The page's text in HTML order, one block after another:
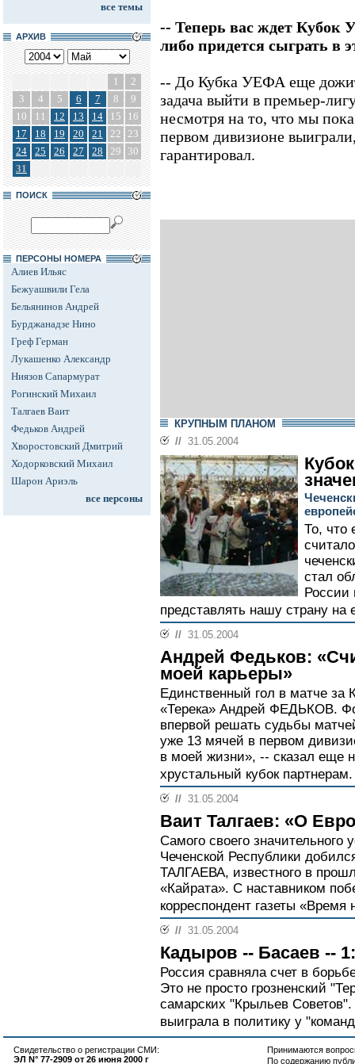
все темы
АРХИВ
1
2
3
4 5 6 7 8
9
10
11 12 13 14 15
16
17
18 19 20 21 22 23
24
25 26 27 28 29
30
31
ПОИСК
ПЕРСОНЫ НОМЕРА
Алиев Ильяс
Бежуашвили Гела
Бельянинов Андрей
Бурджанадзе Нино
Греф Герман
Лукашенко Александр
Ниязов Сапармурат
Рогинский Михаил
Талгаев Ваит
Федьков Андрей
Хворостовский Дмитрий
Ходорковский Михаил
Шарон Ариэль
все персоны
-- Теперь вас ждет Кубок
либо придется сыграть в
-- До Кубка УЕФА еще
задача выйти в премьер-
несмотря на то, что мы
первом дивизионе
гарантировал.
КРУПНЫМ ПЛАНОМ
// 31.05.2004
То, что
стал
России
представлять нашу страну на
// 31.05.2004
Андрей Федьков:
моей карьеры»
Единственный гол в матче
«Терека» Андрей ФЕДЬКОВ.
впервой решать судьбы
уже 13 мячей в первом
в моей жизни», -- сказал еще
хрустальный кубок партнерам.
// 31.05.2004
Ваит Талгаев: «О
Самого своего значительного
Чеченской Республики
ТАЛГАЕВА, известного в
«Кайрата». С наставником
корреспондент газеты
// 31.05.2004
Кадыров -- Басаев --
Россия сравняла счет в
Это не просто грозненский
самарских "Крыльев
выиграла в политику у
Свидетельство о регистрации СМИ:
ЭЛ N° 77-2909 от 26 июня 2000 г
Принимаются
По содержанию